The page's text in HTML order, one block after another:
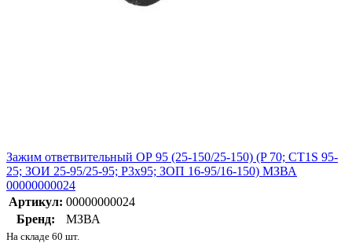
Зажим ответвительный ОР 95 (25-150/25-150) (P 70; CT1S 95-
25; ЗОИ 25-95/25-95; P3х95; ЗОП 16-95/16-150) МЗВА
00000000024
Артикул: 00000000024
Бренд:
МЗВА
На складе 60 шт.